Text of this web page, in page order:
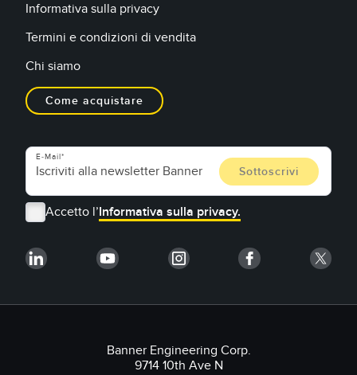
Informativa sulla privacy
Termini e condizioni di vendita
Chi siamo
Come acquistare
E-Mail
Accetto l’Informativa sulla privacy.
Banner Engineering Corp.
9714 10th Ave N